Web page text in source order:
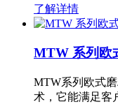
了解详情
MTW 系列欧
MTW系列欧式
术，它能满足客